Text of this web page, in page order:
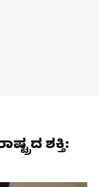
ಶಕ್ತಿ: